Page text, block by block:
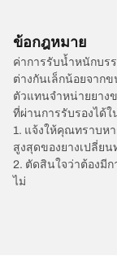
ข้อกฎหมาย
ค่าการรับน้ำหนักบร
ต่างกันเล็กน้อยจาก
ตัวแทนจำหน่ายยาง
ที่ผ่านการรับรองได้ใ
1. แจ้งให้คุณทราบห
สูงสุดของยางเปลี่ย
2. ตัดสินใจว่าต้องมี
ไม่